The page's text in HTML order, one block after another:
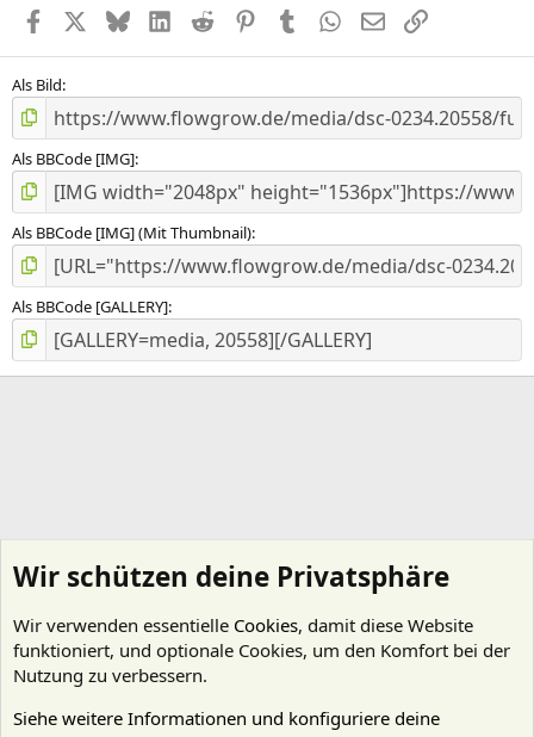
FacebookX (Twitter)
BlueskyLinkedInReddit PinterestTumblr WhatsApp
E-MailLink
Als Bild
Als BBCode [IMG]
Als BBCode [IMG] (Mit Thumbnail)
Als BBCode [GALLERY]
Wir schützen deine Privatsphäre
Wir verwenden essentielle Cookies, damit diese Website
funktioniert, und optionale Cookies, um den Komfort bei der
Nutzung zu verbessern.
Siehe weitere Informationen und konfiguriere deine